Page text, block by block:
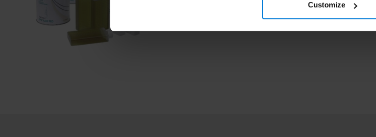
Customize
Wij leveren uitsluitend A-kwaliteit producten. De wettelijke
bij Degros. Wij zijn aangesloten bij Webshop Keurmerk dat